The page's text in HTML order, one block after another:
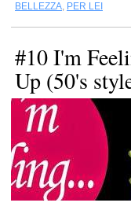
BELLEZZA, PER LEI
#10 I'm
Up (50's